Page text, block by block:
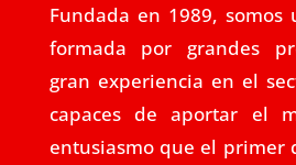
Fundada en 1989,
formada por grandes
gran experiencia en el
capaces de aportar el
entusiasmo que el primer